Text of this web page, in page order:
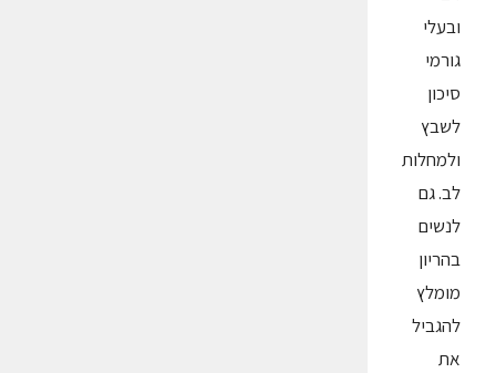
ובעלי
גורמי
סיכון
לשבץ
ולמחלות
לב. גם
לנשים
בהריון
מומלץ
להגביל
את